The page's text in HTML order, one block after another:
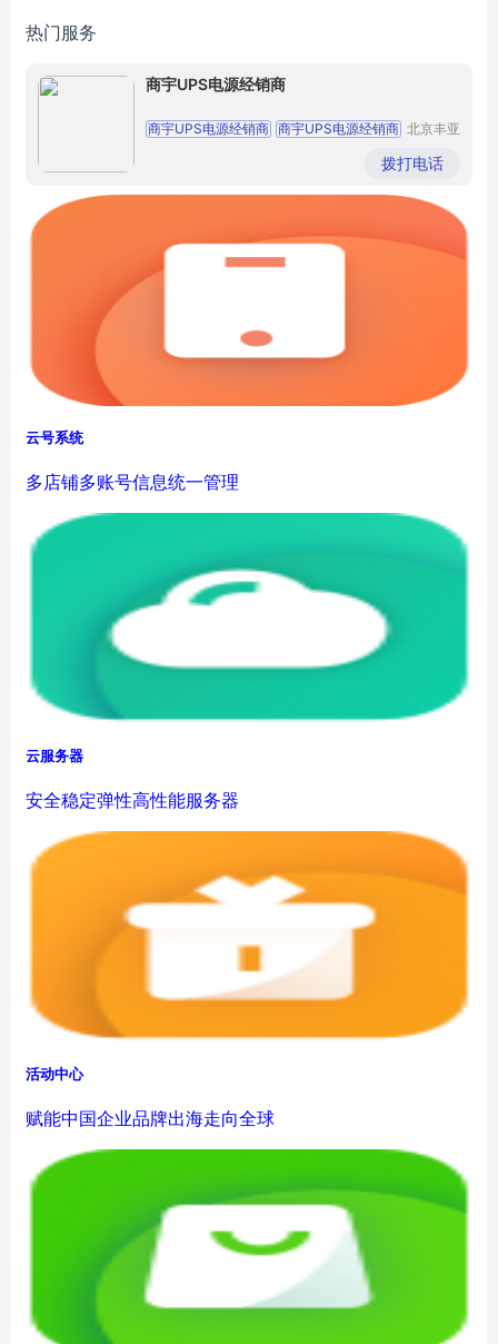
热门服务
商宇UPS电源经销商
商宇UPS电源经销商 商宇UPS电源经销商 北京丰亚
发展有限
公司
拨打电话
云号系统
多店铺多账号信息统一管理
云服务器
安全稳定弹性高性能服务器
活动中心
赋能中国企业品牌出海走向全球